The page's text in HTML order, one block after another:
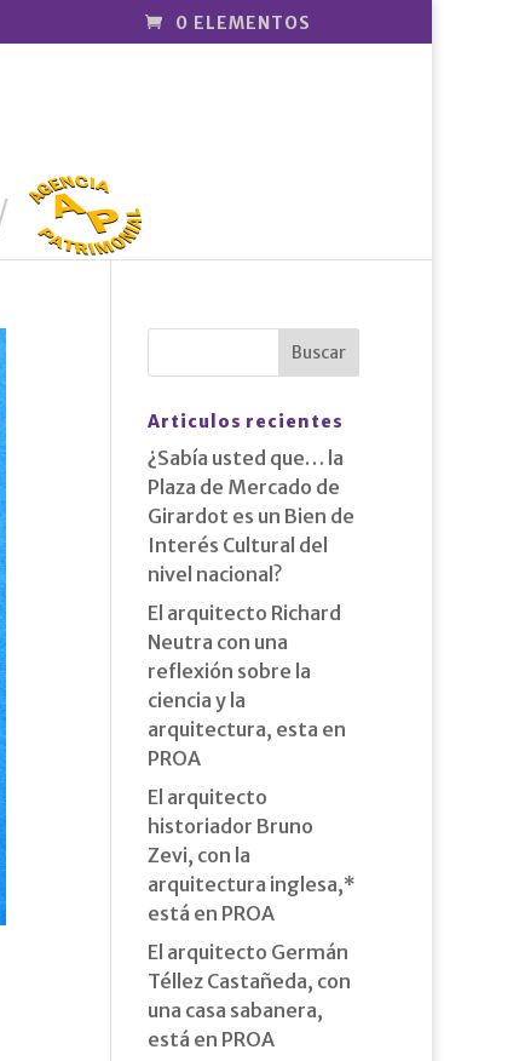
0 ELEMENTOS
AGENCIA
PATRIMONI
AL
Articulos recientes
¿Sabía usted que… la
Plaza de Mercado de
Girardot es un Bien de
Interés Cultural del
nivel nacional?
El arquitecto Richard
Neutra con una
reflexión sobre la
ciencia y la
arquitectura, esta en
PROA
El arquitecto
historiador Bruno
Zevi, con la
arquitectura inglesa,*
está en PROA
El arquitecto Germán
Téllez Castañeda, con
una casa sabanera,
está en PROA